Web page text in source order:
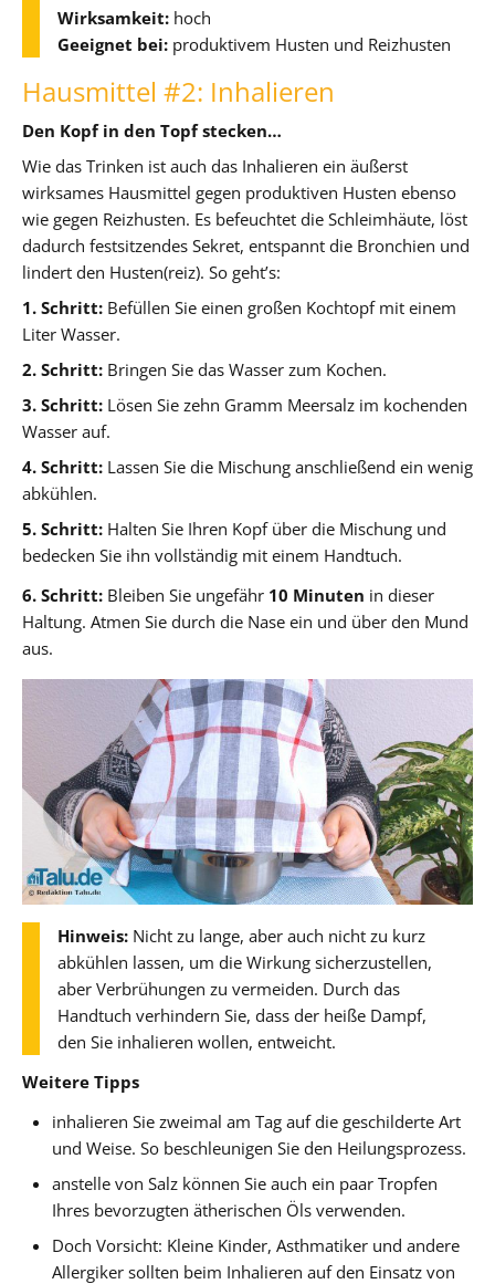
Wirksamkeit: hoch
Geeignet bei: produktivem Husten und Reizhusten
Hausmittel #2: Inhalieren
Den Kopf in den Topf stecken…
Wie das Trinken ist auch das Inhalieren ein äußerst
wirksames Hausmittel gegen produktiven Husten ebenso
wie gegen Reizhusten. Es befeuchtet die Schleimhäute, löst
dadurch festsitzendes Sekret, entspannt die Bronchien und
lindert den Husten(reiz). So geht’s:
1. Schritt: Befüllen Sie einen großen Kochtopf mit einem
Liter Wasser.
2. Schritt: Bringen Sie das Wasser zum Kochen.
3. Schritt: Lösen Sie zehn Gramm Meersalz im kochenden
Wasser auf.
4. Schritt: Lassen Sie die Mischung anschließend ein wenig
abkühlen.
5. Schritt: Halten Sie Ihren Kopf über die Mischung und
bedecken Sie ihn vollständig mit einem Handtuch.
6. Schritt: Bleiben Sie ungefähr 10 Minuten in dieser
Haltung. Atmen Sie durch die Nase ein und über den Mund
aus.
Hinweis: Nicht zu lange, aber auch nicht zu kurz
abkühlen lassen, um die Wirkung sicherzustellen,
aber Verbrühungen zu vermeiden. Durch das
Handtuch verhindern Sie, dass der heiße Dampf,
den Sie inhalieren wollen, entweicht.
Weitere Tipps
inhalieren Sie zweimal am Tag auf die geschilderte Art
und Weise. So beschleunigen Sie den Heilungsprozess.
anstelle von Salz können Sie auch ein paar Tropfen
Ihres bevorzugten ätherischen Öls verwenden.
Doch Vorsicht: Kleine Kinder, Asthmatiker und andere
Allergiker sollten beim Inhalieren auf den Einsatz von